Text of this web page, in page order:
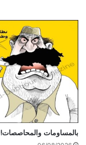
بالمساومات والمحاصصات!